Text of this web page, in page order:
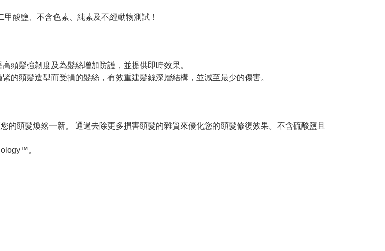
酸鹽、不含色素、純素及不經動物測試！
頭髮強韌度及為髮絲增加防護，並提供即時效果。
的頭髮造型而受損的髮絲，有效重建髮絲深層結構，並減至最少的傷害。
的頭髮煥然一新。 通過去除更多損害頭髮的雜質來優化您的頭髮修復效果。不含硫酸鹽且
。